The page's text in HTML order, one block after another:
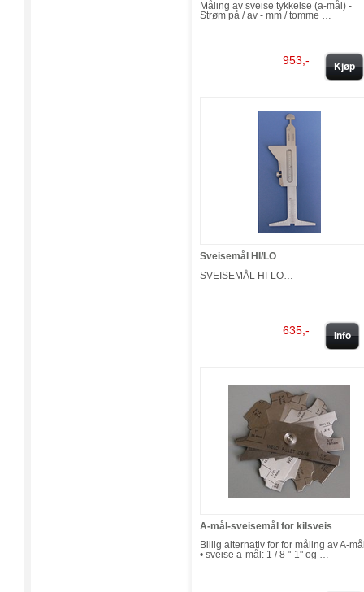
Måling av sveise tykkelse (a-mål) -
Strøm på / av - mm / tomme …
953,- Kjøp
Sveisemål HI/LO
SVEISEMÅL HI-LO…
635,- Info
A-mål-sveisemål for kilsveis
Billig alternativ for for måling av A-
• sveise a-mål: 1 / 8 "-1" og …